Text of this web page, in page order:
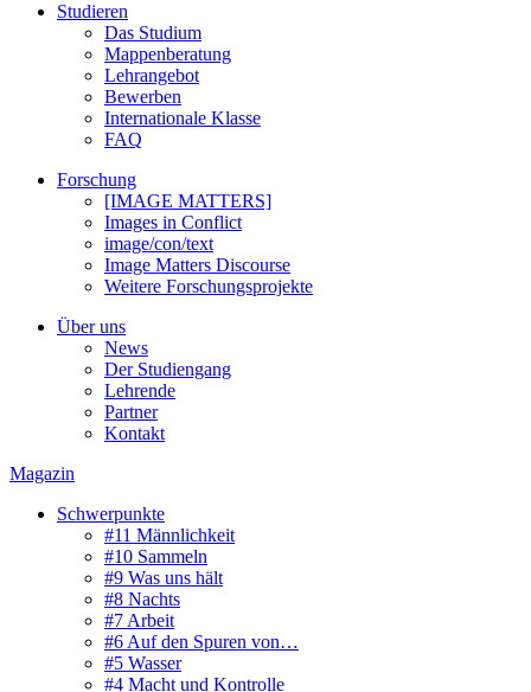
Studieren
Das Studium
Mappenberatung
Lehrangebot
Bewerben
Internationale Klasse
FAQ
Forschung
[IMAGE MATTERS]
Images in Conflict
image/con/text
Image Matters Discourse
Weitere Forschungsprojekte
Über uns
News
Der Studiengang
Lehrende
Partner
Kontakt
Magazin
Schwerpunkte
#11 Männlichkeit
#10 Sammeln
#9 Was uns hält
#8 Nachts
#7 Arbeit
#6 Auf den Spuren von…
#5 Wasser
#4 Macht und Kontrolle